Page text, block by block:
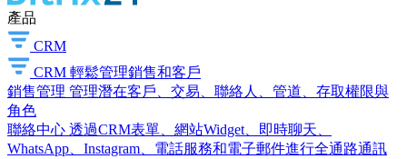
產品
CRM
CRM 輕鬆管理銷售和客戶
銷售管理 管理潛在客戶、交易、聯絡人、管道、存取權限與
角色
聯絡中心 透過CRM表單、網站Widget、即時聊天、
WhatsApp、Instagram、電話服務和電子郵件進行全通路通訊